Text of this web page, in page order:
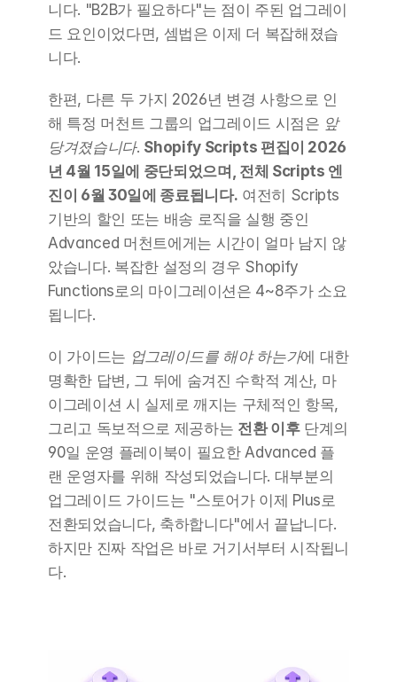
니다. "B2B가 필요하다"는 점이 주된 업그레이
드 요인이었다면, 셈법은 이제 더 복잡해졌습
니다.
한편, 다른 두 가지 2026년 변경 사항으로 인
해 특정 머천트 그룹의 업그레이드 시점은 앞
당겨졌습니다. Shopify Scripts 편집이 2026
년 4월 15일에 중단되었으며, 전체 Scripts 엔
진이 6월 30일에 종료됩니다. 여전히 Scripts
기반의 할인 또는 배송 로직을 실행 중인
Advanced 머천트에게는 시간이 얼마 남지 않
았습니다. 복잡한 설정의 경우 Shopify
Functions로의 마이그레이션은 4~8주가 소요
됩니다.
이 가이드는 업그레이드를 해야 하는가에 대한
명확한 답변, 그 뒤에 숨겨진 수학적 계산, 마
이그레이션 시 실제로 깨지는 구체적인 항목,
그리고 독보적으로 제공하는 전환 이후 단계의
90일 운영 플레이북이 필요한 Advanced 플
랜 운영자를 위해 작성되었습니다. 대부분의
업그레이드 가이드는 "스토어가 이제 Plus로
전환되었습니다, 축하합니다"에서 끝납니다.
하지만 진짜 작업은 바로 거기서부터 시작됩니
다.